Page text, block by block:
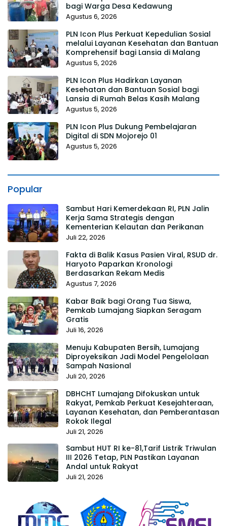
bagi Warga Desa Kedawung
Agustus 6, 2026
PLN Icon Plus Perkuat Kepedulian Sosial
melalui Layanan Kesehatan dan Bantuan
Komprehensif bagi Lansia di Malang
Agustus 5, 2026
PLN Icon Plus Hadirkan Layanan
Kesehatan dan Bantuan Sosial bagi
Lansia di Rumah Belas Kasih Malang
Agustus 5, 2026
PLN Icon Plus Dukung Pembelajaran
Digital di SDN Mojorejo 01
Agustus 5, 2026
Popular
Sambut Hari Kemerdekaan RI, PLN Jalin
Kerja Sama Strategis dengan
Kementerian Kelautan dan Perikanan
Juli 22, 2026
Fakta di Balik Kasus Pasien Viral, RSUD dr.
Haryoto Paparkan Kronologi
Berdasarkan Rekam Medis
Agustus 7, 2026
Kabar Baik bagi Orang Tua Siswa,
Pemkab Lumajang Siapkan Seragam
Gratis
Juli 16, 2026
Menuju Kabupaten Bersih, Lumajang
Diproyeksikan Jadi Model Pengelolaan
Sampah Nasional
Juli 20, 2026
DBHCHT Lumajang Difokuskan untuk
Rakyat, Pemkab Perkuat Kesejahteraan,
Layanan Kesehatan, dan Pemberantasan
Rokok Ilegal
Juli 21, 2026
Sambut HUT RI ke-81,Tarif Listrik Triwulan
III 2026 Tetap, PLN Pastikan Layanan
Andal untuk Rakyat
Juli 21, 2026